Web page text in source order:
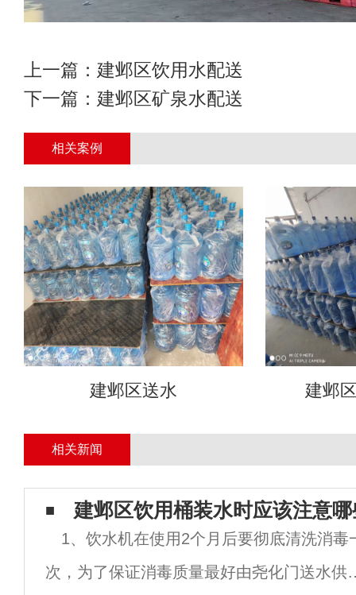
上一篇： 建邺区饮用水配送
下一篇： 建邺区矿泉水配送
相关案例
建邺区送水 建邺
相关新闻
建邺区饮用桶装水时应该注意
1、饮水机在使用2个月后要彻底清洗消毒
次，为了保证消毒质量最好由尧化门送水供